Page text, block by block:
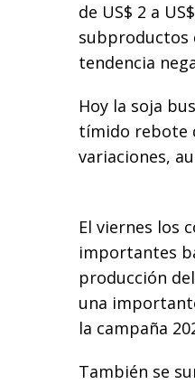
de US$ 2 a
subproductos
tendencia
Hoy la soja
tímido rebote
variaciones,
El viernes los
importantes
producción
una
la campaña
También se